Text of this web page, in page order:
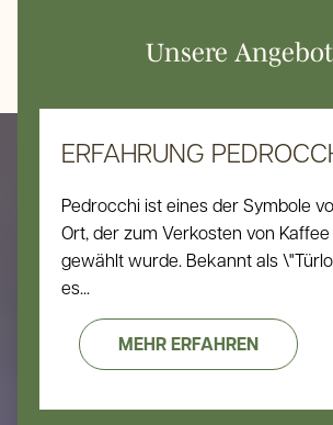
Unsere
1 N...
einem
Kochen
Café, weil
Antonio
Cafés, à
fonctionnelle,
MEHR